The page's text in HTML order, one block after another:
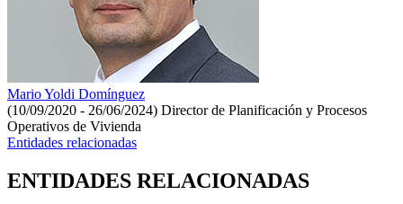
Mario Yoldi Domínguez
(10/09/2020 - 26/06/2024) Director de Planificación y Procesos
Operativos de Vivienda
Entidades relacionadas
ENTIDADES RELACIONADAS